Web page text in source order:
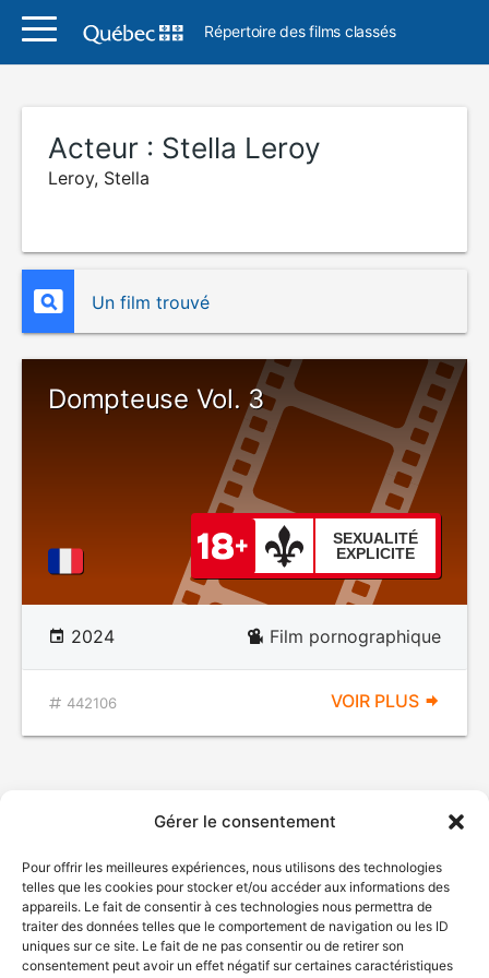
Gérer le consentement
Pour offrir les meilleures expériences, nous utilisons des technologies
telles que les cookies pour stocker et/ou accéder aux informations des
appareils. Le fait de consentir à ces technologies nous permettra de
traiter des données telles que le comportement de navigation ou les ID
uniques sur ce site. Le fait de ne pas consentir ou de retirer son
consentement peut avoir un effet négatif sur certaines caractéristiques
Répertoire des films classés
Acteur : Stella Leroy
Leroy, Stella
Un film trouvé
Dompteuse Vol. 3
SEXUALITÉ
EXPLICITE
2024 Film pornographique
442106 VOIR PLUS